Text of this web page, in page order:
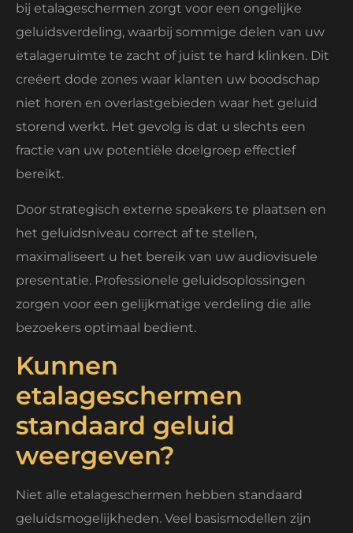
bij etalageschermen zorgt voor een ongelijke
geluidsverdeling, waarbij sommige delen van uw
etalageruimte te zacht of juist te hard klinken. Dit
creëert dode zones waar klanten uw boodschap
niet horen en overlastgebieden waar het geluid
storend werkt. Het gevolg is dat u slechts een
fractie van uw potentiële doelgroep effectief
bereikt.
Door strategisch externe speakers te plaatsen en
het geluidsniveau correct af te stellen,
maximaliseert u het bereik van uw audiovisuele
presentatie. Professionele geluidsoplossingen
zorgen voor een gelijkmatige verdeling die alle
bezoekers optimaal bedient.
Kunnen
etalageschermen
standaard geluid
weergeven?
Niet alle etalageschermen hebben standaard
geluidsmogelijkheden. Veel basismodellen zijn